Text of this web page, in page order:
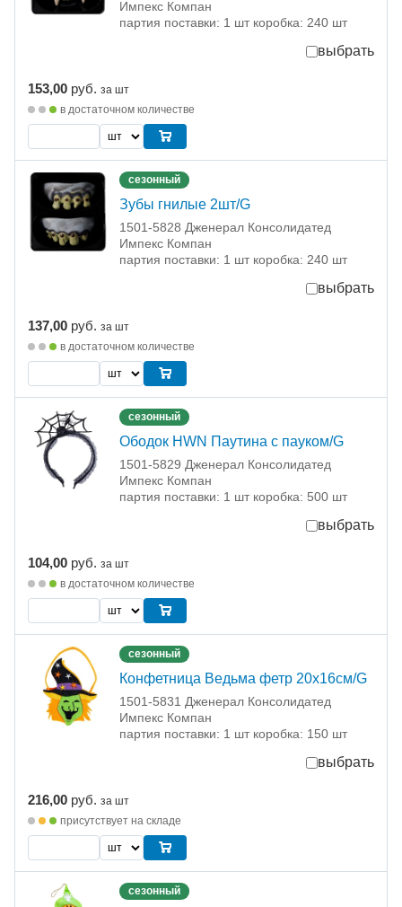
Импекс Компан
партия поставки: 1 шт коробка: 240 шт
выбрать
153,00 руб. за шт
в достаточном количестве
сезонный
Зубы гнилые 2шт/G
1501-5828 Дженерал Консолидатед
Импекс Компан
партия поставки: 1 шт коробка: 240 шт
выбрать
137,00 руб. за шт
в достаточном количестве
сезонный
Ободок HWN Паутина с пауком/G
1501-5829 Дженерал Консолидатед
Импекс Компан
партия поставки: 1 шт коробка: 500 шт
выбрать
104,00 руб. за шт
в достаточном количестве
сезонный
Конфетница Ведьма фетр 20х16см/G
1501-5831 Дженерал Консолидатед
Импекс Компан
партия поставки: 1 шт коробка: 150 шт
выбрать
216,00 руб. за шт
присутствует на складе
сезонный